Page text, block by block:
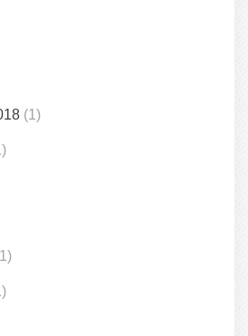
(1)